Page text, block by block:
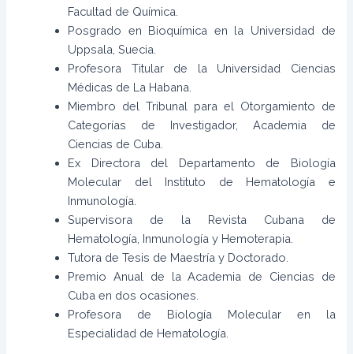
Facultad de Química.
Posgrado en Bioquímica en la Universidad de
Uppsala, Suecia.
Profesora Titular de la Universidad Ciencias
Médicas de La Habana.
Miembro del Tribunal para el Otorgamiento de
Categorías de Investigador, Academia de
Ciencias de Cuba.
Ex Directora del Departamento de Biología
Molecular del Instituto de Hematología e
Inmunología.
Supervisora de la Revista Cubana de
Hematología, Inmunología y Hemoterapia.
Tutora de Tesis de Maestría y Doctorado.
Premio Anual de la Academia de Ciencias de
Cuba en dos ocasiones.
Profesora de Biología Molecular en la
Especialidad de Hematología.